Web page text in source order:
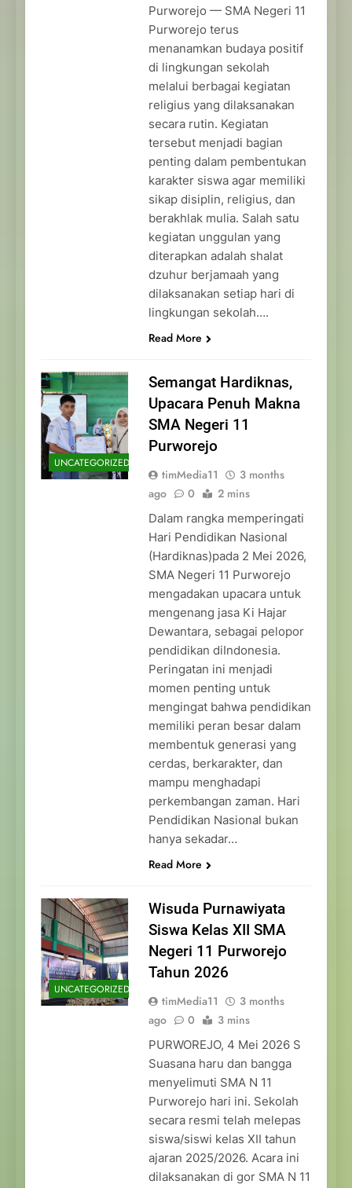
Purworejo — SMA Negeri 11
Purworejo terus
menanamkan budaya positif
di lingkungan sekolah
melalui berbagai kegiatan
religius yang dilaksanakan
secara rutin. Kegiatan
tersebut menjadi bagian
penting dalam pembentukan
karakter siswa agar memiliki
sikap disiplin, religius, dan
berakhlak mulia. Salah satu
kegiatan unggulan yang
diterapkan adalah shalat
dzuhur berjamaah yang
dilaksanakan setiap hari di
lingkungan sekolah….
Read More
UNCATEGORIZED
Semangat Hardiknas,
Upacara Penuh Makna
SMA Negeri 11
Purworejo
timMedia11
3 months
ago
0 2 mins
Dalam rangka memperingati
Hari Pendidikan Nasional
(Hardiknas)pada 2 Mei 2026,
SMA Negeri 11 Purworejo
mengadakan upacara untuk
mengenang jasa Ki Hajar
Dewantara, sebagai pelopor
pendidikan diIndonesia.
Peringatan ini menjadi
momen penting untuk
mengingat bahwa pendidikan
memiliki peran besar dalam
membentuk generasi yang
cerdas, berkarakter, dan
mampu menghadapi
perkembangan zaman. Hari
Pendidikan Nasional bukan
hanya sekadar…
Read More
UNCATEGORIZED
Wisuda Purnawiyata
Siswa Kelas XII SMA
Negeri 11 Purworejo
Tahun 2026
timMedia11
3 months
ago
0 3 mins
PURWOREJO, 4 Mei 2026 S
Suasana haru dan bangga
menyelimuti SMA N 11
Purworejo hari ini. Sekolah
secara resmi telah melepas
siswa/siswi kelas XII tahun
ajaran 2025/2026. Acara ini
dilaksanakan di gor SMA N 11